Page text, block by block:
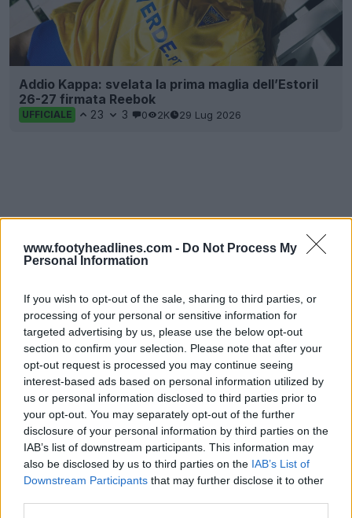
www.footyheadlines.com - Do Not Process My
Personal Information
If you wish to opt-out of the sale, sharing to third parties, or
processing of your personal or sensitive information for
targeted advertising by us, please use the below opt-out
section to confirm your selection. Please note that after your
opt-out request is processed you may continue seeing
interest-based ads based on personal information utilized by
us or personal information disclosed to third parties prior to
your opt-out. You may separately opt-out of the further
disclosure of your personal information by third parties on the
IAB’s list of downstream participants. This information may
also be disclosed by us to third parties on the IAB’s List of
Downstream Participants that may further disclose it to other
Addio Kappa: svelata la prima maglia dell’Estoril
26-27 firmata Reebok
UFFICIALE 23 3 0 2K 29 Lug 2026